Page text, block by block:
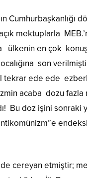
Cumhurbaşkanlığı
açık mektuplarla
ülkenin en çok
son
ede ede
acaba dozu fazla
Bu doz işini sonraki
cereyan etmiştir;